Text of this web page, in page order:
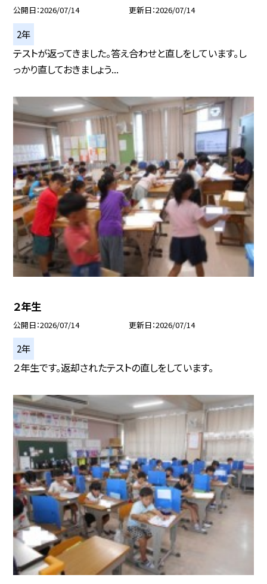
公開日 2026/07/14 更新日 2026/07/14
2年
テストが返ってきました。答え合わせと直しをしています。し
っかり直しておきましょう...
２年生
公開日 2026/07/14 更新日 2026/07/14
2年
２年生です。返却されたテストの直しをしています。